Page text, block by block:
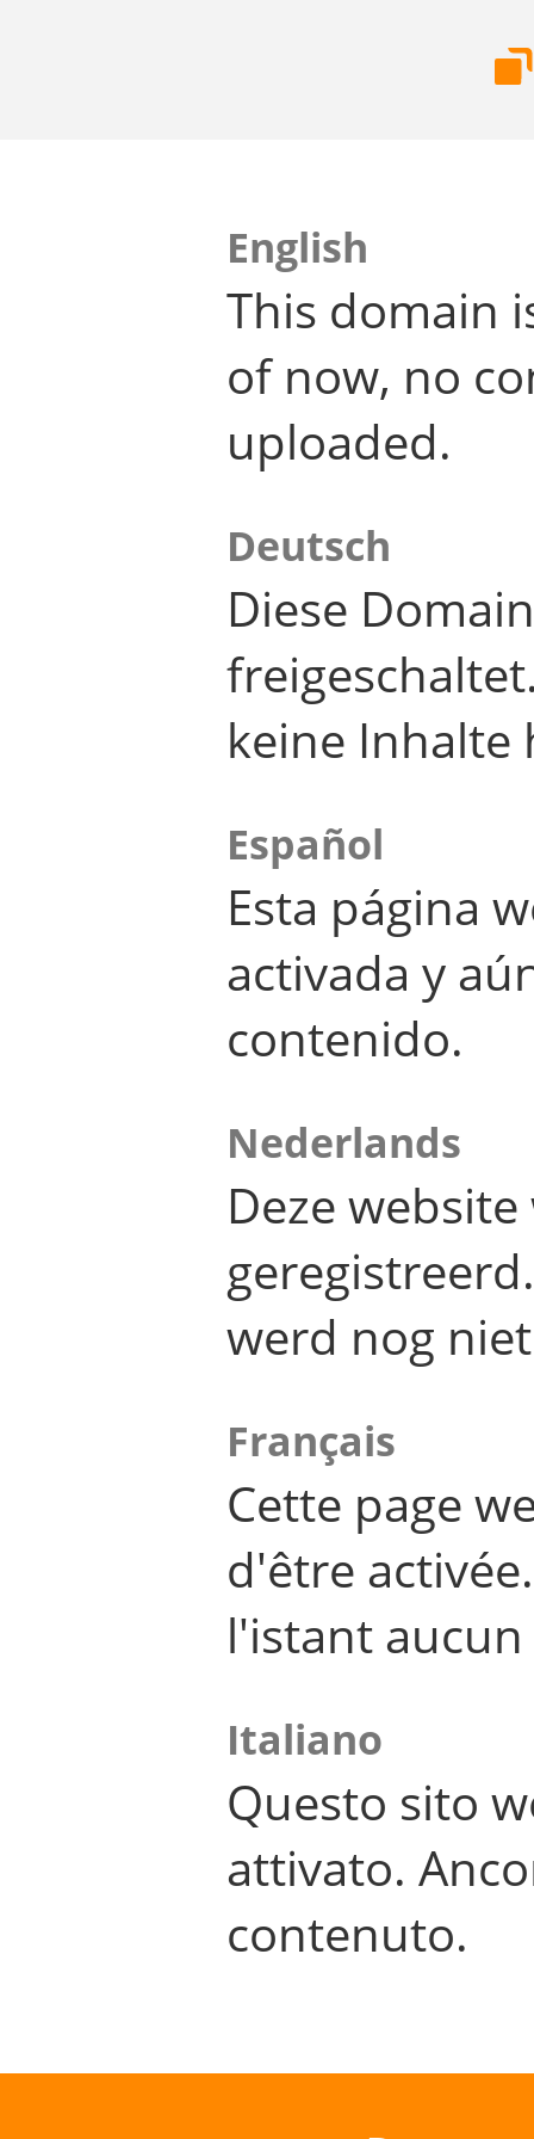
English
This domain
of now, no
uploaded.
Deutsch
Diese
keine Inhalte
Español
Esta página
activada y
contenido.
Nederlands
Deze
werd nog
Français
Cette page
d'être
l'istant
Italiano
Questo sito
attivato.
contenuto.